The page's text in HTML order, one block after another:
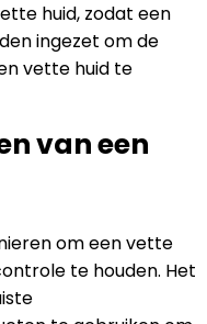
huid, zodat een
ingezet om de
vette huid te
van een
om een vette
te houden. Het